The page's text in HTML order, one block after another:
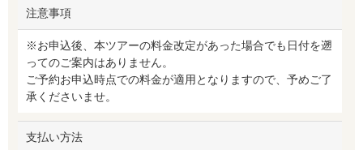
注意事項
※お申込後、本ツアーの料金改定があった場合でも日付を遡
ってのご案内はありません。
ご予約お申込時点での料金が適用となりますので、予めご了
承くださいませ。
支払い方法